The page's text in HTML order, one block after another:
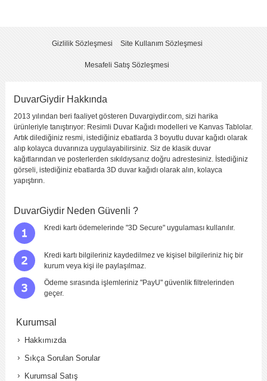
Gizlilik Sözleşmesi Site Kullanım Sözleşmesi
Mesafeli Satış Sözleşmesi
DuvarGiydir Hakkında
2013 yılından beri faaliyet gösteren Duvargiydir.com, sizi harika
ürünleriyle tanıştırıyor: Resimli Duvar Kağıdı modelleri ve Kanvas Tablolar.
Artık dilediğiniz resmi, istediğiniz ebatlarda 3 boyutlu duvar kağıdı olarak
alıp kolayca duvarınıza uygulayabilirsiniz. Siz de klasik duvar
kağıtlarından ve posterlerden sıkıldıysanız doğru adrestesiniz. İstediğiniz
görseli, istediğiniz ebatlarda 3D duvar kağıdı olarak alın, kolayca
yapıştırın.
DuvarGiydir Neden Güvenli ?
Kredi kartı ödemelerinde "3D Secure" uygulaması kullanılır.
Kredi kartı bilgileriniz kaydedilmez ve kişisel bilgileriniz hiç bir
kurum veya kişi ile paylaşılmaz.
Ödeme sırasında işlemleriniz "PayU" güvenlik filtrelerinden
geçer.
Kurumsal
Hakkımızda
Sıkça Sorulan Sorular
Kurumsal Satış